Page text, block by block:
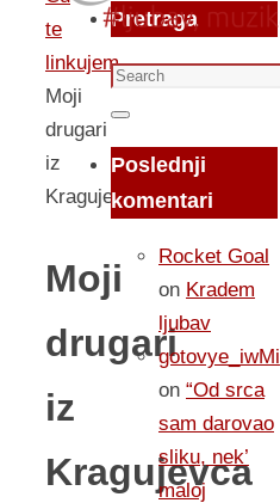
te
linkujem...
Moji
drugari
iz
Kragujevca
Moji
drugari
iz
Kragujevca
Pretraga
Search
for:
Search
Poslednji
komentari
Rocket Goal
on Kradem
ljubav
gotovye_iwMi
on “Od srca
sam darovao
sliku, nek’
maloj